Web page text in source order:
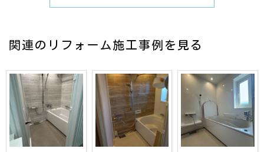
関連のリフォーム施工事例を見る